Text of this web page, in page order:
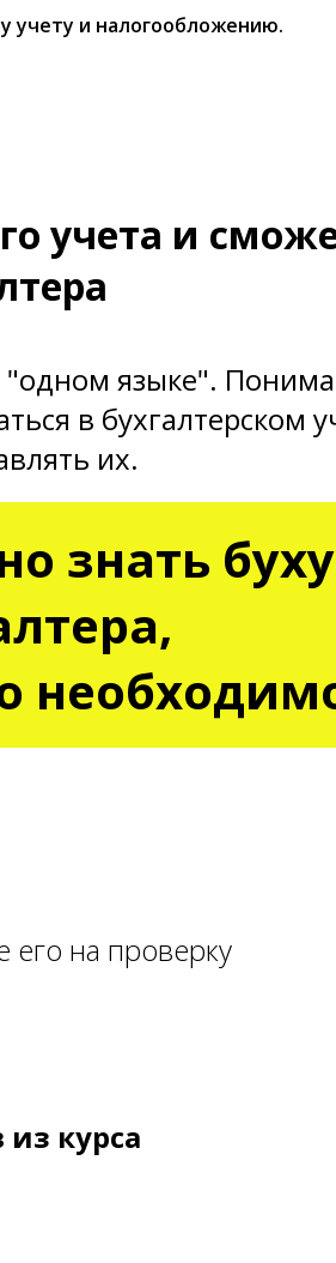
учету и налогообложению.
учета и
"одном языке".
в бухгалтерском
их.
знать
на проверку
курса